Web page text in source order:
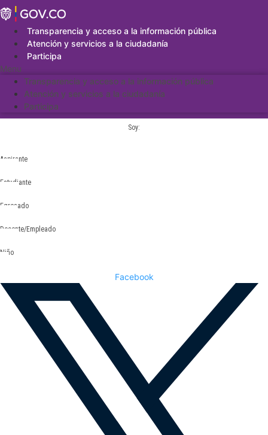
Saltar
al
contenidoTransparencia y acceso a la información pública
Atención y servicios a la ciudadanía
Participa
Menu
Transparencia y acceso a la información pública
Atención y servicios a la ciudadanía
Participa
Soy:
Aspirante
Estudiante
Egresado
Docente/Empleado
Niño
Facebook